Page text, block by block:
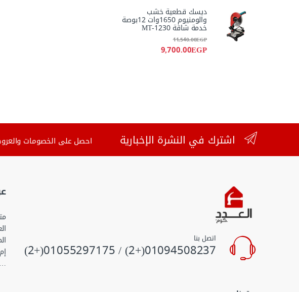
ديسك قطعية خشب
والومنيوم 1650وات 12بوصة
خدمة شاقة MT-1230
9,700.00EGP
11,540.00EGP
اشترك في النشرة الإخبارية احصل على الخصومات
اتصل بنا
01094508237(+2) / 01055297175(+2)